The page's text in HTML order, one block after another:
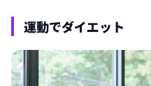
運動でダイエット